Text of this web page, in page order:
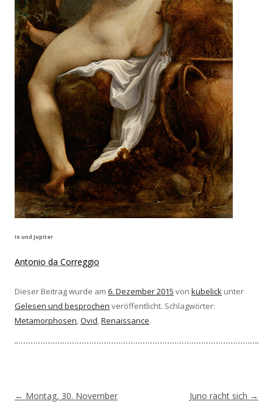
Io und Jupiter
Antonio da Correggio
Dieser Beitrag wurde am 6. Dezember 2015 von kubelick unter
Gelesen und besprochen veröffentlicht. Schlagwörter:
Metamorphosen,Ovid,Renaissance.
Beitragsnavigation
← Montag, 30. November
Juno rächt sich →